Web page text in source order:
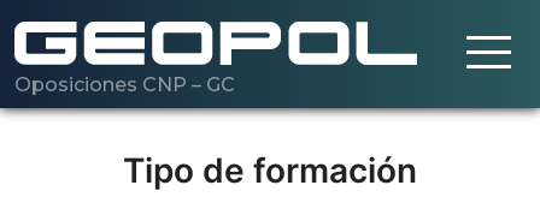
Oposiciones CNP – GC